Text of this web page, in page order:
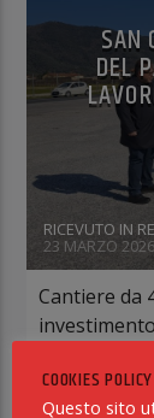
SAN
DEL
RICEVUTO IN
23 MARZO 2026
Cantiere da
“Intervento
COOKIES POLICY
Questo sito